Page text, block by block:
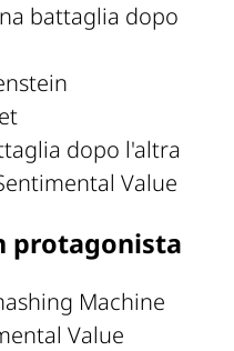
battaglia dopo
dopo l'altra
Value
protagonista
Machine
Value